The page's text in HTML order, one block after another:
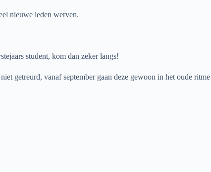
nieuwe leden werven.
student, kom dan zeker langs!
getreurd, vanaf september gaan deze gewoon in het oude